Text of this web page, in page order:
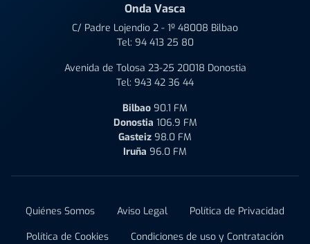
Onda Vasca
C/ Padre Lojendio 2 - 1º 48008 Bilbao
Tel: 94 413 25 80
Avenida de Tolosa 23-25 20018 Donostia
Tel: 943 42 36 44
Bilbao 90.1 FM
Donostia 106.9 FM
Gasteiz 98.0 FM
Iruña 96.0 FM
Quiénes Somos Aviso Legal
Política de Privacidad
Política de Cookies
Condiciones de uso y Contratación